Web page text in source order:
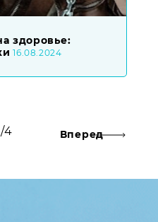
здоровье:
16.08.2024
4 Вперед